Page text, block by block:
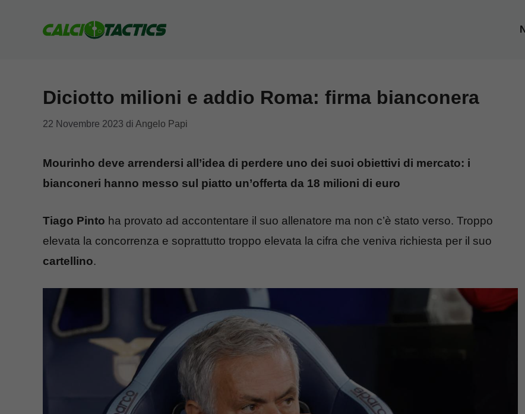
Diciotto milioni e addio Roma: firma bianconera
22 Novembre 2023 di Angelo Papi
Mourinho deve arrendersi all’idea di perdere uno dei suoi obiettivi di mercato: i
bianconeri hanno messo sul piatto un’offerta da 18 milioni di euro
Tiago Pinto ha provato ad accontentare il suo allenatore ma non c’è stato verso. Troppo
elevata la concorrenza e soprattutto troppo elevata la cifra che veniva richiesta per il suo
cartellino.